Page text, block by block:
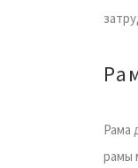
Рама
рамы